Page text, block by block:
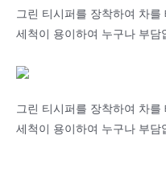
그린 티시퍼를 장착하여 차
세척이 용이하여 누구나 부담
그린 티시퍼를 장착하여 차
세척이 용이하여 누구나 부담